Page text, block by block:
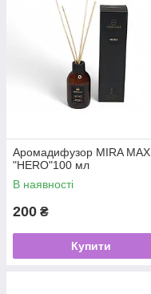
Аромадифузор MIRA MAX
"HERO"100 мл
В наявності
200 ₴
Купити